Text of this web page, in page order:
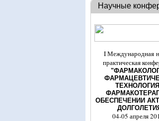
Научные
I Международная
практическая
ОБЕСПЕЧЕНИИ
04-05 апреля